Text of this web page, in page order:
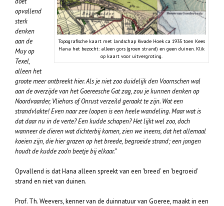
Topografische kaart met landschap Kwade Hoek ca 1935 toen Kees
Hana het bezocht: alleen gors (groen strand) en geen duinen. Klik
op kaart voor uitvergroting.
opvallend
sterk
denken
aan de
Muy op
Texel,
alleen het
groote meer ontbreekt hier. Als je niet zoo duidelijk den Voornschen wal
aan de overzijde van het Goereesche Gat zag, zou je kunnen denken op
Noordvaarder, Vliehors of Onrust verzeild geraakt te zijn. Wat een
strandvlakte! Even naar zee loopen is een heele wandeling. Maar wat is
dat daar nu in de verte? Een kudde schapen? Het lijkt wel zoo, doch
wanneer de dieren wat dichterbij komen, zien we ineens, dat het allemaal
koeien zijn, die hier grazen op het breede, begroeide strand; een jongen
houdt de kudde zoo’n beetje bij elkaar.”
Opvallend is dat Hana alleen spreekt van een ‘breed’ en ‘begroeid’
strand en niet van duinen.
Prof. Th. Weevers, kenner van de duinnatuur van Goeree, maakt in een